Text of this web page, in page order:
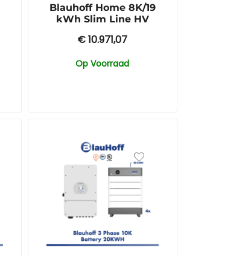
Blauhoff Home 8K/19
kWh Slim Line HV
€10.971,07
Op Voorraad